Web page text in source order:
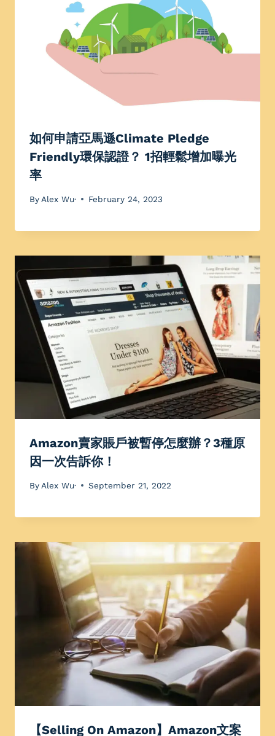
如何申請亞馬遜Climate Pledge
Friendly環保認證？ 1招輕鬆增加曝光
率
By Alex Wu· February 24, 2023
Amazon賣家賬戶被暫停怎麼辦？3種原
因一次告訴你！
By Alex Wu· September 21, 2022
【Selling On Amazon】Amazon文案